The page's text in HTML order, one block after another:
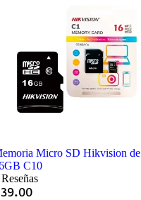
Micro SD Hikvision de
C10
39.00